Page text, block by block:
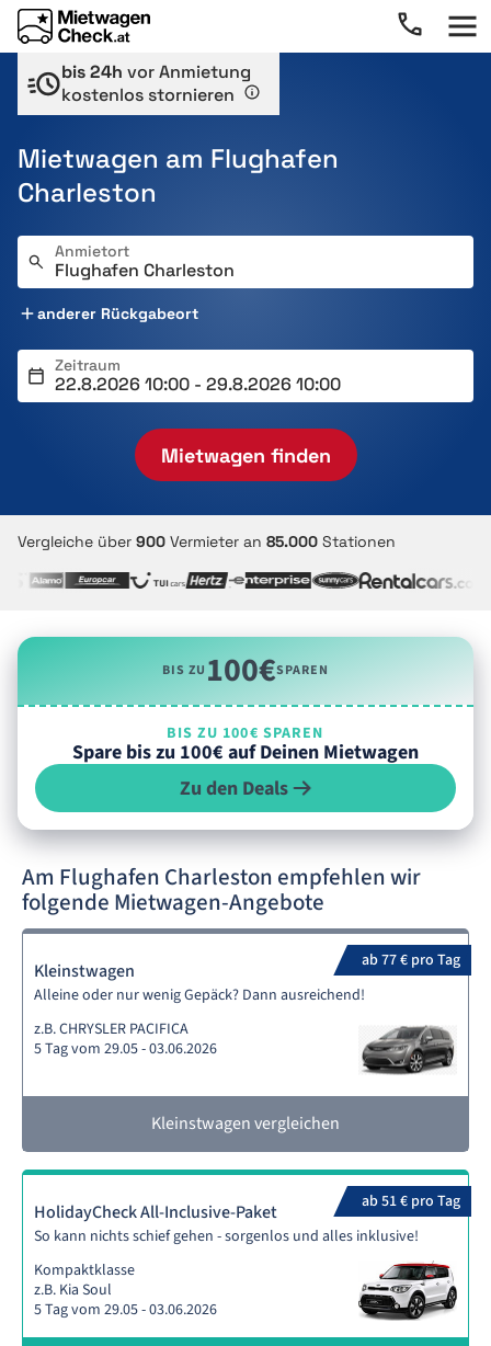
bis 24h vor Anmietung
kostenlos stornieren
Mietwagen am Flughafen
Charleston
Anmietort
anderer Rückgabeort
Zeitraum
Mietwagen finden
Vergleiche über 900 Vermieter an 85.000 Stationen
BIS ZU100€SPAREN
BIS ZU 100€ SPAREN
Spare bis zu 100€ auf Deinen Mietwagen
Zu den Deals
Am Flughafen Charleston empfehlen wir
folgende Mietwagen-Angebote
ab 77 € pro Tag
Kleinstwagen
Alleine oder nur wenig Gepäck? Dann ausreichend!
z.B. CHRYSLER PACIFICA
5 Tag vom 29.05 - 03.06.2026
Kleinstwagen vergleichen
ab 51 € pro Tag
HolidayCheck All-Inclusive-Paket
So kann nichts schief gehen - sorgenlos und alles inklusive!
Kompaktklasse
z.B. Kia Soul
5 Tag vom 29.05 - 03.06.2026